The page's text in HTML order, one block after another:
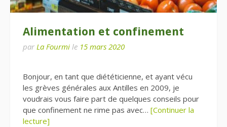
Alimentation et confinement
par La Fourmi le 15 mars 2020
Bonjour, en tant que diététicienne, et ayant vécu
les grèves générales aux Antilles en 2009, je
voudrais vous faire part de quelques conseils pour
que confinement ne rime pas avec… [Continuer la
lecture]